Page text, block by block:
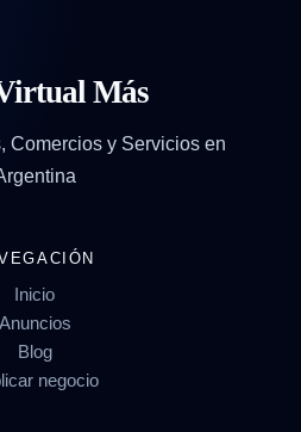
Más
Comercios y Servicios en
Inicio
Anuncios
Blog
negocio